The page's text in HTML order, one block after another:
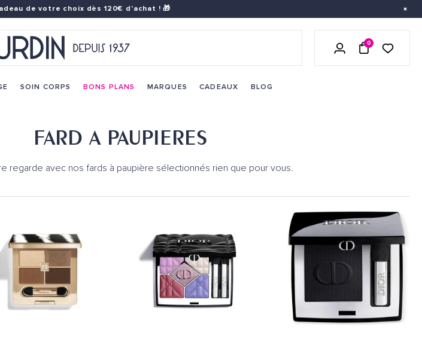
de votre choix dès 120€ d'achat ! 🎁
0
SOIN CORPS BONS PLANS MARQUES CADEAUX BLOG
FARD A PAUPIERES
regarde avec nos fards à paupière sélectionnés rien que pour vous.